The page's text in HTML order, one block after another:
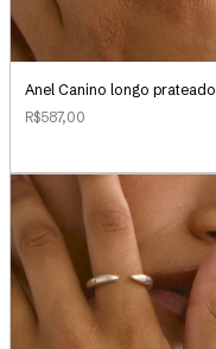
Anel Canino longo prateado
R$587,00